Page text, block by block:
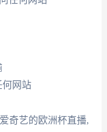
何网站
奇艺的欧洲杯直播,